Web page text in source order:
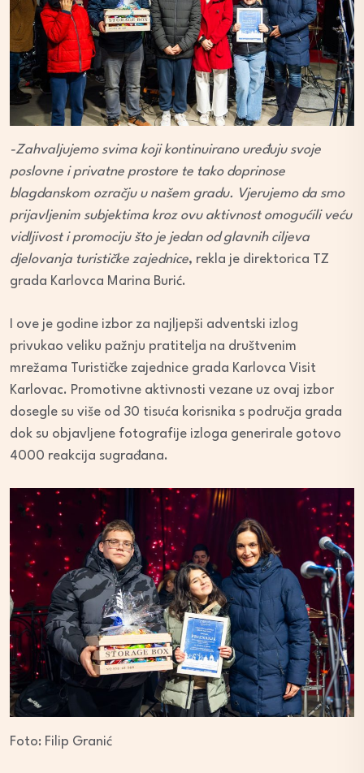
-Zahvaljujemo svima koji kontinuirano uređuju svoje
poslovne i privatne prostore te tako doprinose
blagdanskom ozračju u našem gradu. Vjerujemo da smo
prijavljenim subjektima kroz ovu aktivnost omogućili veću
vidljivost i promociju što je jedan od glavnih ciljeva
djelovanja turističke zajednice, rekla je direktorica TZ
grada Karlovca Marina Burić.
I ove je godine izbor za najljepši adventski izlog
privukao veliku pažnju pratitelja na društvenim
mrežama Turističke zajednice grada Karlovca Visit
Karlovac. Promotivne aktivnosti vezane uz ovaj izbor
dosegle su više od 30 tisuća korisnika s područja grada
dok su objavljene fotografije izloga generirale gotovo
4000 reakcija sugrađana.
Foto: Filip Granić